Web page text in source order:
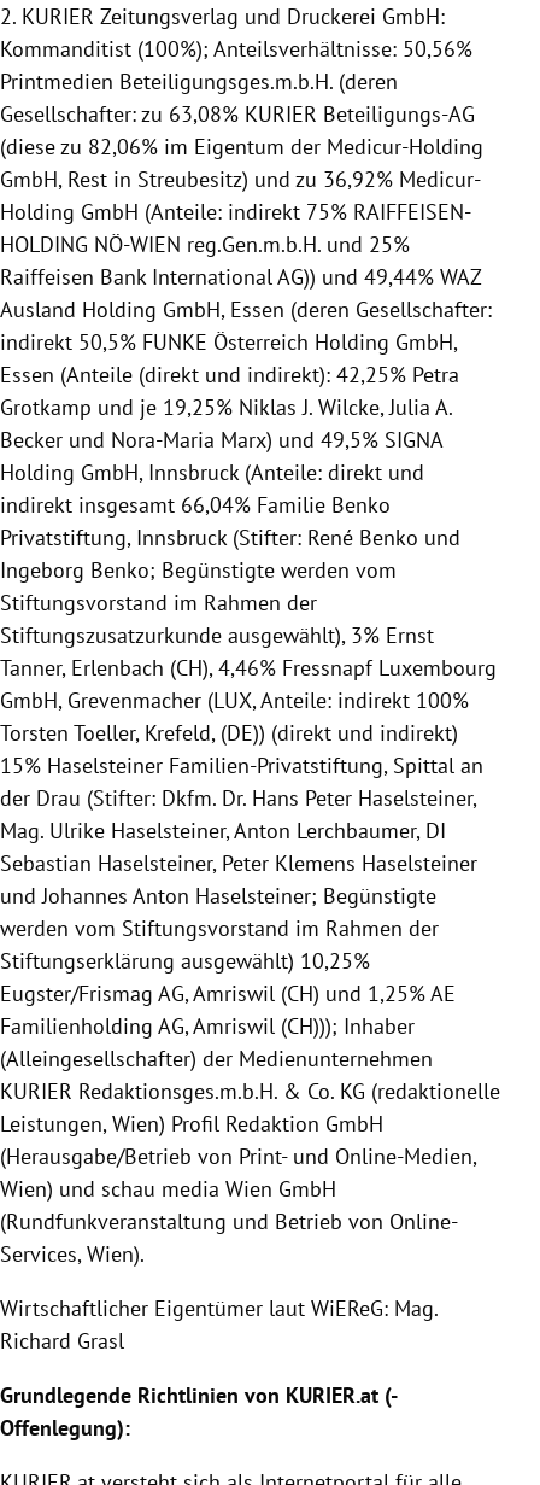
2. KURIER Zeitungsverlag und Druckerei GmbH:
Kommanditist (100%); Anteilsverhältnisse: 50,56%
Printmedien Beteiligungsges.m.b.H. (deren
Gesellschafter: zu 63,08% KURIER Beteiligungs-AG
(diese zu 82,06% im Eigentum der Medicur-Holding
GmbH, Rest in Streubesitz) und zu 36,92% Medicur-
Holding GmbH (Anteile: indirekt 75% RAIFFEISEN-
HOLDING NÖ-WIEN reg.Gen.m.b.H. und 25%
Raiffeisen Bank International AG)) und 49,44% WAZ
Ausland Holding GmbH, Essen (deren Gesellschafter:
indirekt 50,5% FUNKE Österreich Holding GmbH,
Essen (Anteile (direkt und indirekt): 42,25% Petra
Grotkamp und je 19,25% Niklas J. Wilcke, Julia A.
Becker und Nora-Maria Marx) und 49,5% SIGNA
Holding GmbH, Innsbruck (Anteile: direkt und
indirekt insgesamt 66,04% Familie Benko
Privatstiftung, Innsbruck (Stifter: René Benko und
Ingeborg Benko; Begünstigte werden vom
Stiftungsvorstand im Rahmen der
Stiftungszusatzurkunde ausgewählt), 3% Ernst
Tanner, Erlenbach (CH), 4,46% Fressnapf Luxembourg
GmbH, Grevenmacher (LUX, Anteile: indirekt 100%
Torsten Toeller, Krefeld, (DE)) (direkt und indirekt)
15% Haselsteiner Familien-Privatstiftung, Spittal an
der Drau (Stifter: Dkfm. Dr. Hans Peter Haselsteiner,
Mag. Ulrike Haselsteiner, Anton Lerchbaumer, DI
Sebastian Haselsteiner, Peter Klemens Haselsteiner
und Johannes Anton Haselsteiner; Begünstigte
werden vom Stiftungsvorstand im Rahmen der
Stiftungserklärung ausgewählt) 10,25%
Eugster/Frismag AG, Amriswil (CH) und 1,25% AE
Familienholding AG, Amriswil (CH))); Inhaber
(Alleingesellschafter) der Medienunternehmen
KURIER Redaktionsges.m.b.H. & Co. KG (redaktionelle
Leistungen, Wien) Profil Redaktion GmbH
(Herausgabe/Betrieb von Print- und Online-Medien,
Wien) und schau media Wien GmbH
(Rundfunkveranstaltung und Betrieb von Online-
Services, Wien).
Wirtschaftlicher Eigentümer laut WiEReG: Mag.
Richard Grasl
Grundlegende Richtlinien von KURIER.at (-
Offenlegung):